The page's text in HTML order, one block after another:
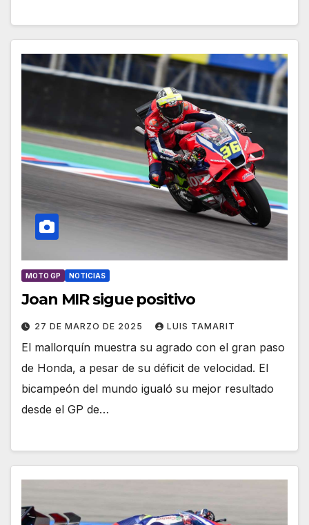
MOTO GP NOTICIAS
Joan MIR sigue positivo
27 DE MARZO DE 2025 LUIS TAMARIT
El mallorquín muestra su agrado con el gran paso
de Honda, a pesar de su déficit de velocidad. El
bicampeón del mundo igualó su mejor resultado
desde el GP de…